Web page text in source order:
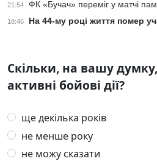
21:54 ФК «Бучач» переміг у матчі
18:46 На 44-му році життя помер
Скільки, на вашу
активні бойові дії?
ще декілька років
не менше року
не можу сказати